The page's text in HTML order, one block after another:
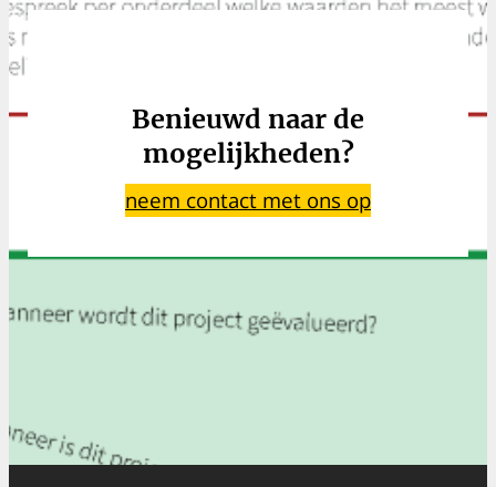
Benieuwd naar de
mogelijkheden?
neem contact met ons op